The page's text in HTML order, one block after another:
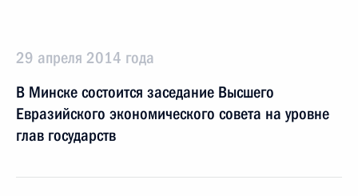
29 апреля 2014 года
В Минске состоится заседание Высшего
Евразийского экономического совета на уровне
глав государств